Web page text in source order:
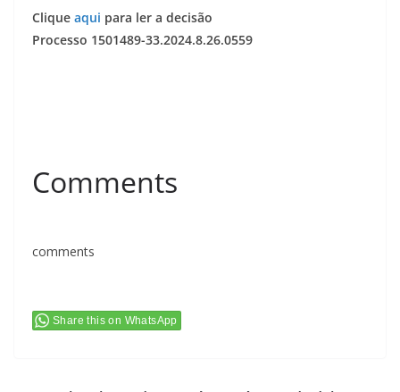
Clique aqui para ler a decisão
Processo 1501489-33.2024.8.26.0559
Comments
comments
Share this on WhatsApp